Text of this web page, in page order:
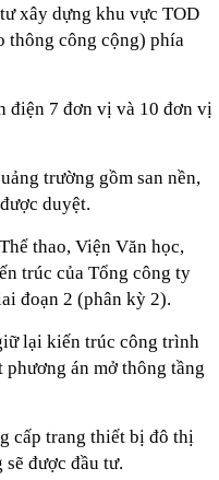
xây dựng khu vực TOD
thông công cộng) phía
điện 7 đơn vị và 10 đơn vị
trường gồm san nền,
duyệt.
thao, Viện Văn học,
trúc của Tổng công ty
đoạn 2 (phân kỳ 2).
lại kiến trúc công trình
án mở thông tầng
cấp trang thiết bị đô thị
được đầu tư.